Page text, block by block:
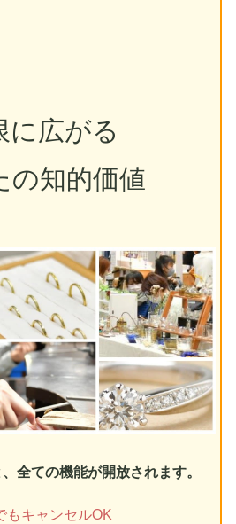
に広がる
の知的価値
全ての機能が開放されます。
もキャンセルOK